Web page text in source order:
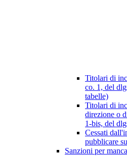
Titolari di
co. 1, del
tabelle)
Titolari di
direzione o
1-bis, del
Cessati
pubblicare
Sanzioni per